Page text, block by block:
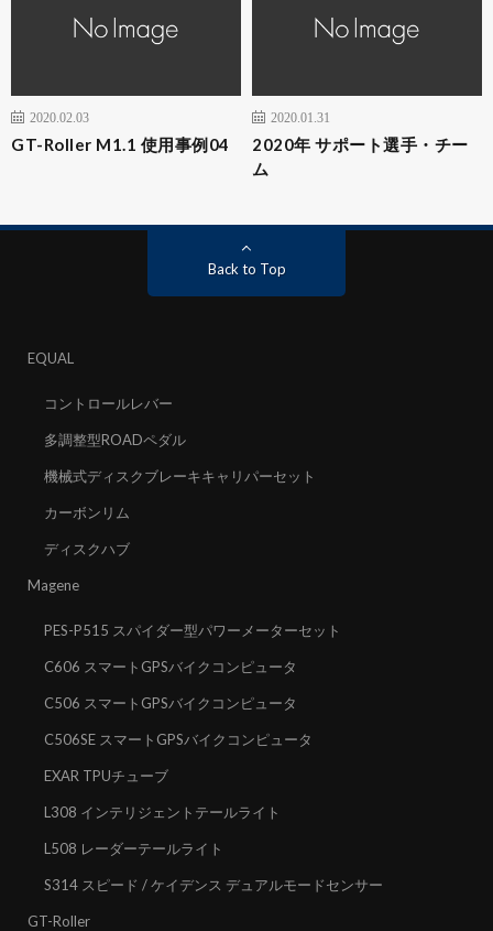
2020.02.03
GT-Roller M1.1 使用事例04
2020.01.31
2020年 サポート選手・チー
ム
Back to Top
EQUAL
コントロールレバー
多調整型ROADペダル
機械式ディスクブレーキキャリパーセット
カーボンリム
ディスクハブ
Magene
PES-P515 スパイダー型パワーメーターセット
C606 スマートGPSバイクコンピュータ
C506 スマートGPSバイクコンピュータ
C506SE スマートGPSバイクコンピュータ
EXAR TPUチューブ
L308 インテリジェントテールライト
L508 レーダーテールライト
S314 スピード / ケイデンス デュアルモードセンサー
GT-Roller